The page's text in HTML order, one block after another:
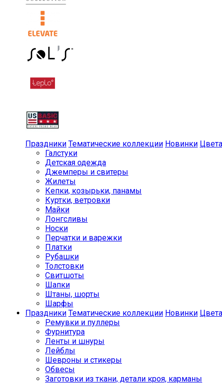
Праздники Тематические коллекции Новинки Цвета
Галстуки
Детская одежда
Джемперы и свитеры
Жилеты
Кепки, козырьки, панамы
Куртки, ветровки
Майки
Лонгсливы
Носки
Перчатки и варежки
Платки
Рубашки
Толстовки
Свитшоты
Шапки
Штаны, шорты
Шарфы
Праздники Тематические коллекции Новинки Цвета
Ремувки и пуллеры
Фурнитура
Ленты и шнуры
Лейблы
Шевроны и стикеры
Обвесы
Заготовки из ткани, детали кроя, карманы